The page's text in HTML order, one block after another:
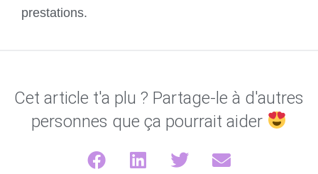
prestations.
Cet article t'a plu ? Partage-le à d'autres
personnes que ça pourrait aider